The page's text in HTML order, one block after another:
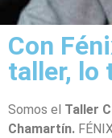
Con
taller, lo
Somos el Taller
Chamartín.